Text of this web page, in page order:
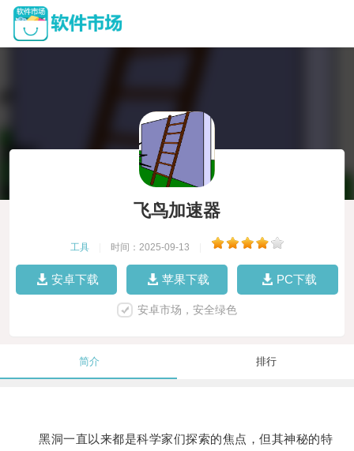
飞鸟加速器
工具 时间：2025-09-13
安卓下载 苹果下载 PC下载
安卓市场，安全绿色
简介 排行
黑洞一直以来都是科学家们探索的焦点，但其神秘的特